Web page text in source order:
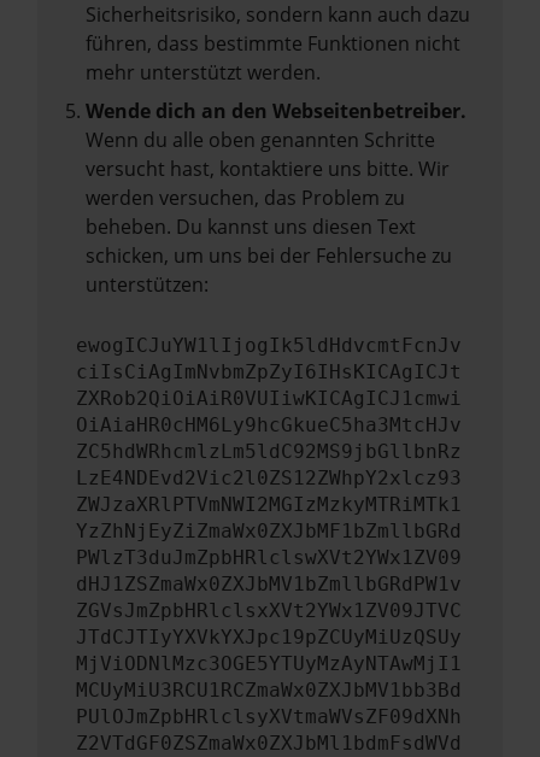
Sicherheitsrisiko, sondern kann auch dazu
führen, dass bestimmte Funktionen nicht
mehr unterstützt werden.
Wende dich an den Webseitenbetreiber.
Wenn du alle oben genannten Schritte
versucht hast, kontaktiere uns bitte. Wir
werden versuchen, das Problem zu
beheben. Du kannst uns diesen Text
schicken, um uns bei der Fehlersuche zu
unterstützen:
ewogICJuYW1lIjogIk5ldHdvcmtFcnJv
ciIsCiAgImNvbmZpZyI6IHsKICAgICJt
ZXRob2QiOiAiR0VUIiwKICAgICJ1cmwi
OiAiaHR0cHM6Ly9hcGkueC5ha3MtcHJv
ZC5hdWRhcmlzLm5ldC92MS9jbGllbnRz
LzE4NDEvd2Vic2l0ZS12ZWhpY2xlcz93
ZWJzaXRlPTVmNWI2MGIzMzkyMTRiMTk1
YzZhNjEyZiZmaWx0ZXJbMF1bZmllbGRd
PWlzT3duJmZpbHRlclswXVt2YWx1ZV09
dHJ1ZSZmaWx0ZXJbMV1bZmllbGRdPW1v
ZGVsJmZpbHRlclsxXVt2YWx1ZV09JTVC
JTdCJTIyYXVkYXJpc19pZCUyMiUzQSUy
MjViODNlMzc3OGE5YTUyMzAyNTAwMjI1
MCUyMiU3RCU1RCZmaWx0ZXJbMV1bb3Bd
PUlOJmZpbHRlclsyXVtmaWVsZF09dXNh
Z2VTdGF0ZSZmaWx0ZXJbMl1bdmFsdWVd